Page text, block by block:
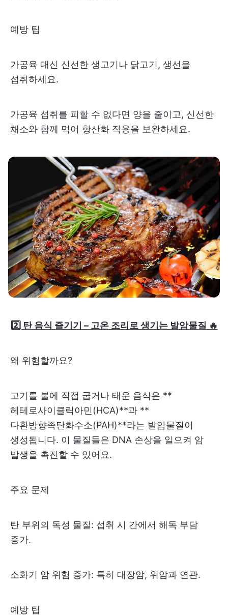
예방 팁
가공육 대신 신선한 생고기나 닭고기, 생선을
섭취하세요.
가공육 섭취를 피할 수 없다면 양을 줄이고, 신선한
채소와 함께 먹어 항산화 작용을 보완하세요.
2️⃣ 탄 음식 즐기기 – 고온 조리로 생기는 발암물질 🔥
왜 위험할까요?
고기를 불에 직접 굽거나 태운 음식은 **
헤테로사이클릭아민(HCA)**과 **
다환방향족탄화수소(PAH)**라는 발암물질이
생성됩니다. 이 물질들은 DNA 손상을 일으켜 암
발생을 촉진할 수 있어요.
주요 문제
탄 부위의 독성 물질: 섭취 시 간에서 해독 부담
증가.
소화기 암 위험 증가: 특히 대장암, 위암과 연관.
예방 팁